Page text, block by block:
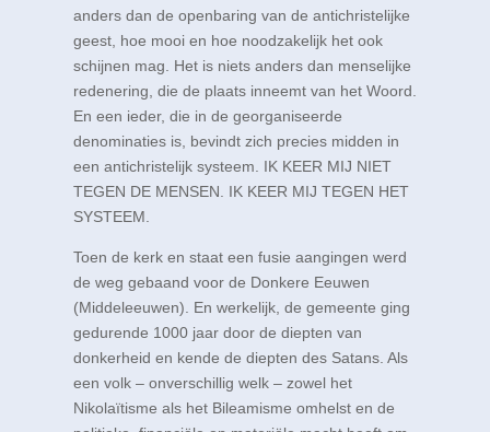
anders dan de openbaring van de antichristelijke
geest, hoe mooi en hoe noodzakelijk het ook
schijnen mag. Het is niets anders dan menselijke
redenering, die de plaats inneemt van het Woord.
En een ieder, die in de georganiseerde
denominaties is, bevindt zich precies midden in
een antichristelijk systeem. IK KEER MIJ NIET
TEGEN DE MENSEN. IK KEER MIJ TEGEN HET
SYSTEEM.
Toen de kerk en staat een fusie aangingen werd
de weg gebaand voor de Donkere Eeuwen
(Middeleeuwen). En werkelijk, de gemeente ging
gedurende 1000 jaar door de diepten van
donkerheid en kende de diepten des Satans. Als
een volk – onverschillig welk – zowel het
Nikolaïtisme als het Bileamisme omhelst en de